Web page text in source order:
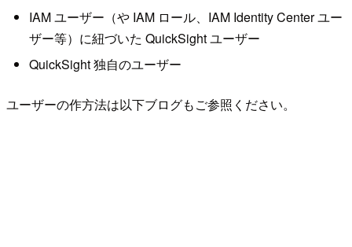
IAM ユーザー（や IAM ロール、IAM Identity Center ユー
ザー等）に紐づいた QuickSight ユーザー
QuickSight 独自のユーザー
ユーザーの作方法は以下ブログもご参照ください。